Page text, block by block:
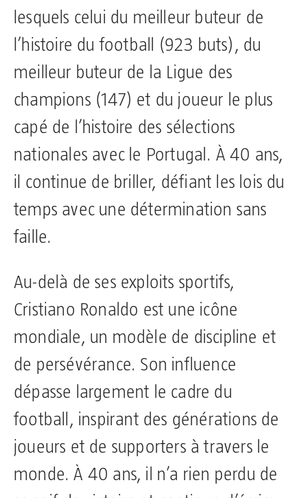
lesquels celui du meilleur buteur de
l’histoire du football (923 buts), du
meilleur buteur de la Ligue des
champions (147) et du joueur le plus
capé de l’histoire des sélections
nationales avec le Portugal. À 40 ans,
il continue de briller, défiant les lois du
temps avec une détermination sans
faille.
Au-delà de ses exploits sportifs,
Cristiano Ronaldo est une icône
mondiale, un modèle de discipline et
de persévérance. Son influence
dépasse largement le cadre du
football, inspirant des générations de
joueurs et de supporters à travers le
monde. À 40 ans, il n’a rien perdu de